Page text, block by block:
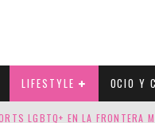
LIFESTYLE OCIO Y
LGBTQ+ EN LA FRONTERA